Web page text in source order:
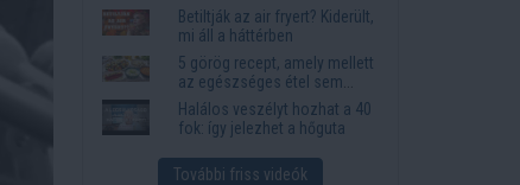
Betiltják az air fryert? Kiderült,
mi áll a háttérben
5 görög recept, amely mellett
az egészséges étel sem
tűnik lemondásnak
Halálos veszélyt hozhat a 40
fok: így jelezhet a hőguta
További friss videók